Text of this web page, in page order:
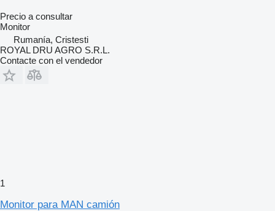
Precio a consultar
Monitor
Rumanía, Cristesti
ROYAL DRU AGRO S.R.L.
Contacte con el vendedor
1
Monitor para MAN camión